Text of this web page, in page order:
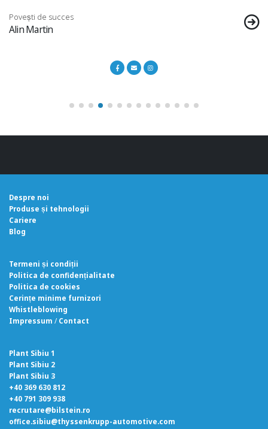
Povești de succes
Andrei-Silviu Potocianu
Despre noi
Produse și tehnologii
Cariere
Blog
Termeni și condiții
Politica de confidențialitate
Politica de cookies
Cerințe minime furnizori
Whistleblowing
Impressum / Contact
Plant Sibiu 1
Plant Sibiu 2
Plant Sibiu 3
+40 369 630 812
+40 791 309 938
recrutare@bilstein.ro
office.sibiu@thyssenkrupp-automotive.com